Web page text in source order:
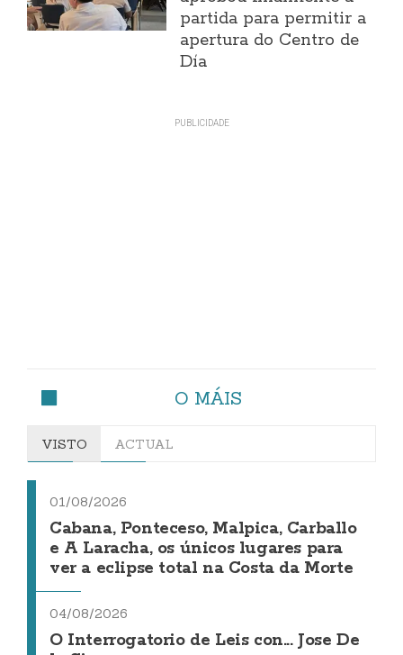
partida para permitir a
apertura do Centro de
Día
O MÁIS
VISTO ACTUAL
01/08/2026
Cabana, Ponteceso, Malpica, Carballo
e A Laracha, os únicos lugares para
ver a eclipse total na Costa da Morte
04/08/2026
O Interrogatorio de Leis con... Jose De